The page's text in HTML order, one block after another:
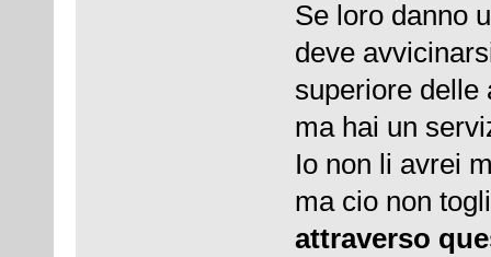
Se loro danno
deve
superiore delle
ma hai un
Io non li avrei
ma cio non
attraverso